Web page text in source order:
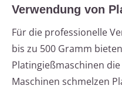
Verwendung von
Für die professionelle
bis zu 500 Gramm
Platingießmaschinen
Maschinen schmelzen